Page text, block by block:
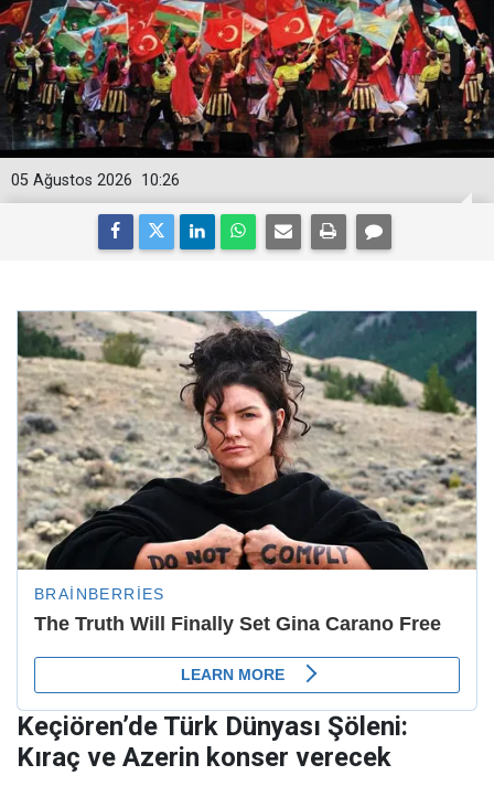
10:26
05 Ağustos 2026
Keçiören’de Türk Dünyası Şöleni:
Kıraç ve Azerin konser verecek